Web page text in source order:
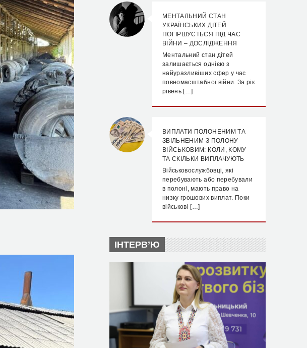
МЕНТАЛЬНИЙ СТАН
УКРАЇНСЬКИХ ДІТЕЙ
ПОГІРШУЄТЬСЯ ПІД ЧАС
ВІЙНИ – ДОСЛІДЖЕННЯ
Ментальний стан дітей
залишається однією з
найуразливіших сфер у час
повномасштабної війни. За рік
рівень […]
ВИПЛАТИ ПОЛОНЕНИМ ТА
ЗВІЛЬНЕНИМ З ПОЛОНУ
ВІЙСЬКОВИМ: КОЛИ, КОМУ
ТА СКІЛЬКИ ВИПЛАЧУЮТЬ
Військовослужбовці, які
перебувають або перебували
в полоні, мають право на
низку грошових виплат. Поки
військові […]
ІНТЕРВ’Ю